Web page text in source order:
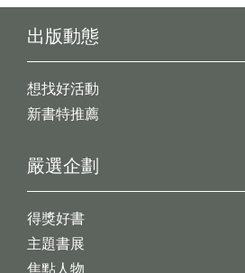
出版動態
想找好活動
新書特推薦
嚴選企劃
得獎好書
主題書展
焦點人物